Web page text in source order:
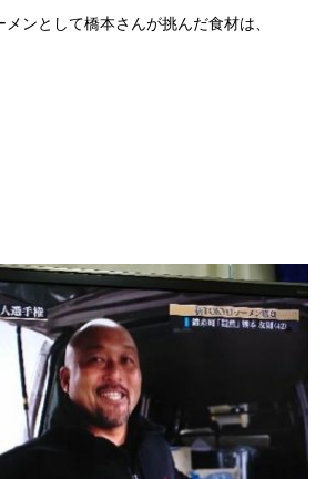
ンとして橋本さんが挑んだ食材は、